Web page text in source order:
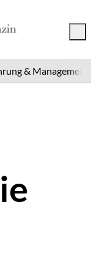
& Management